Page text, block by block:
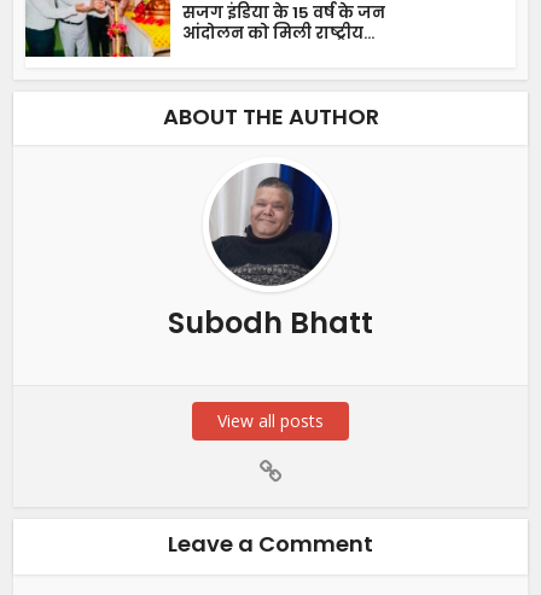
सजग इंडिया के 15 वर्ष के जन
आंदोलन को मिली राष्ट्रीय...
ABOUT THE AUTHOR
Subodh Bhatt
View all posts
Leave a Comment